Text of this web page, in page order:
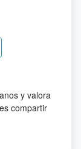
y valora
compartir